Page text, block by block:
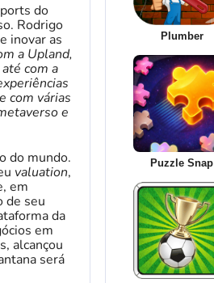
do
Rodrigo
inovar as
a Upland,
com a
com várias
e
do mundo.
valuation,
em
de seu
da
em
alcançou
será
Plumber
Puzzle Snap